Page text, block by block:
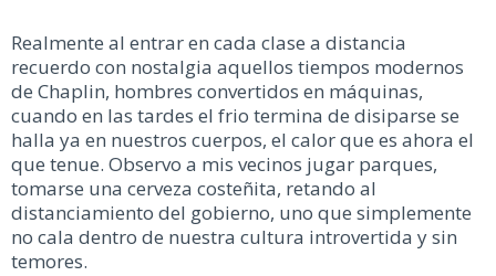
Realmente al entrar en cada clase a distancia
recuerdo con nostalgia aquellos tiempos modernos
de Chaplin, hombres convertidos en máquinas,
cuando en las tardes el frio termina de disiparse se
halla ya en nuestros cuerpos, el calor que es ahora el
que tenue. Observo a mis vecinos jugar parques,
tomarse una cerveza costeñita, retando al
distanciamiento del gobierno, uno que simplemente
no cala dentro de nuestra cultura introvertida y sin
temores.